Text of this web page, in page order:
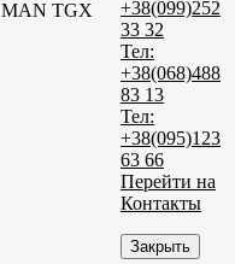
MAN TGX
+38(099)252
33 32
Тел:
+38(068)488
83 13
Тел:
+38(095)123
63 66
Перейти на
Контакты
Закрыть